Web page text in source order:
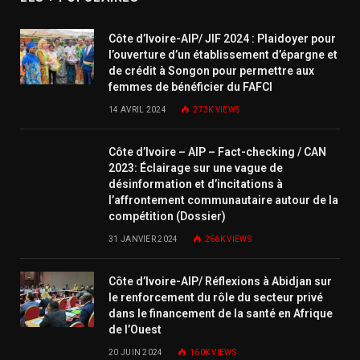
Côte d’Ivoire-AIP/ JIF 2024 : Plaidoyer pour
l’ouverture d’un établissement d’épargne et
de crédit à Songon pour permettre aux
femmes de bénéficier du FAFCI
14 AVRIL 2024 273KVIEWS
Côte d’Ivoire – AIP – Fact-checking / CAN
2023: Éclairage sur une vague de
désinformation et d’incitations à
l’affrontement communautaire autour de la
compétition (Dossier)
31 JANVIER 2024 266KVIEWS
Côte d’Ivoire-AIP/ Réflexions à Abidjan sur
le renforcement du rôle du secteur privé
dans le financement de la santé en Afrique
de l’Ouest
20 JUIN 2024 160KVIEWS